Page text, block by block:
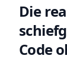
Die
Code